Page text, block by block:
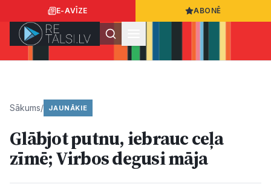
E-AVĪZE ABONĒ
Ziņas
Sākums/ JAUNĀKIE
Glābjot putnu, iebrauc ceļa
zīmē; Virbos degusi māja